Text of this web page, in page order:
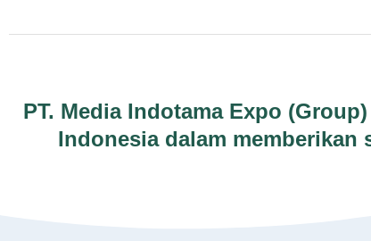
PT. Media Indotama Expo
Indonesia dalam memberikan